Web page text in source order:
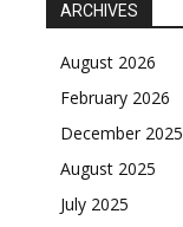
ARCHIVES
August 2026
February 2026
December 2025
August 2025
July 2025